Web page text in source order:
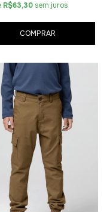
R$63,30 sem juros
COMPRAR